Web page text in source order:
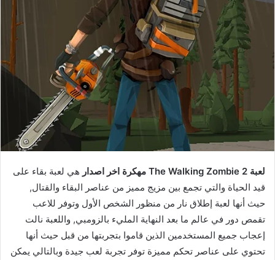
لعبة The Walking Zombie 2 مهكرة اخر اصدار
هي لعبة بقاء على
قيد الحياة والتي تجمع بين مزيج مميز من عناصر البقاء والقتال,
حيث أنها لعبة إطلاق نار من منظور الشخص الأول وتوفر للاعب
تقمص دور في عالم ما بعد النهاية المليء بالزومبي, واللعبة نالت
إعجاب جميع المستخدمين الذين قاموا بتجربتها من قبل حيث أنها
تحتوي على عناصر تحكم مميزة توفر تجربة لعب جيدة وبالتالي يمكن